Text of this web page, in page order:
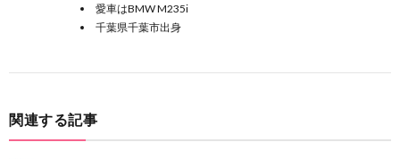
愛車はBMW M235i
千葉県千葉市出身
関連する記事